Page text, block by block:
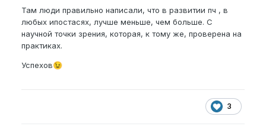
Там люди правильно написали, что в развитии пч , в
любых ипостасях, лучше меньше, чем больше. С
научной точки зрения, которая, к тому же, проверена на
практиках.
Успехов😉
3